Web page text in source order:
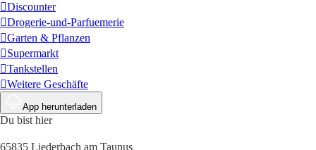
Discounter
Drogerie-und-Parfuemerie
Garten & Pflanzen
Supermarkt
Tankstellen
Weitere Geschäfte
App herunterladen
Du bist hier
65835 Liederbach am Taunus